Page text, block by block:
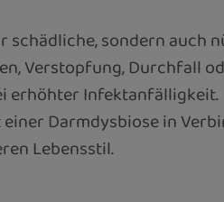
sondern auch
Verstopfung, Durchfall
erhöhter Infektanfälligkeit.
Darmdysbiose in
Lebensstil.